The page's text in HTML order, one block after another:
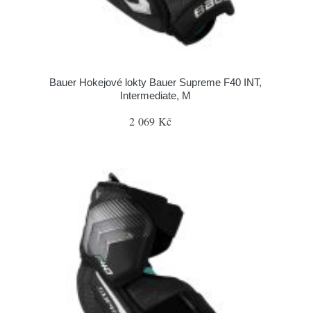
Bauer Hokejové lokty Bauer Supreme F40 INT,
Intermediate, M
2 069 Kč